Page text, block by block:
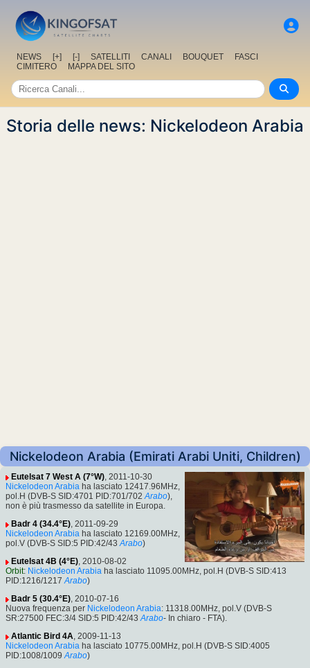
NEWS [+] [-] SATELLITI CANALI BOUQUET
FASCI
CIMITERO
MAPPA DEL SITO
Storia delle news: Nickelodeon Arabia
Nickelodeon Arabia (Emirati Arabi Uniti, Children)
Eutelsat 7 West A (7°W), 2011-10-30
Nickelodeon Arabia ha lasciato 12417.96MHz,
pol.H (DVB-S SID:4701 PID:701/702 Arabo),
non è più trasmesso da satellite in Europa.
Badr 4 (34.4°E), 2011-09-29
Nickelodeon Arabia ha lasciato 12169.00MHz,
pol.V (DVB-S SID:5 PID:42/43 Arabo)
Eutelsat 4B (4°E), 2010-08-02
Orbit: Nickelodeon Arabia ha lasciato 11095.00MHz, pol.H (DVB-S SID:413
PID:1216/1217 Arabo)
Badr 5 (30.4°E), 2010-07-16
Nuova frequenza per Nickelodeon Arabia: 11318.00MHz, pol.V (DVB-S
SR:27500 FEC:3/4 SID:5 PID:42/43 Arabo- In chiaro - FTA).
Atlantic Bird 4A, 2009-11-13
Nickelodeon Arabia ha lasciato 10775.00MHz, pol.H (DVB-S SID:4005
PID:1008/1009 Arabo)